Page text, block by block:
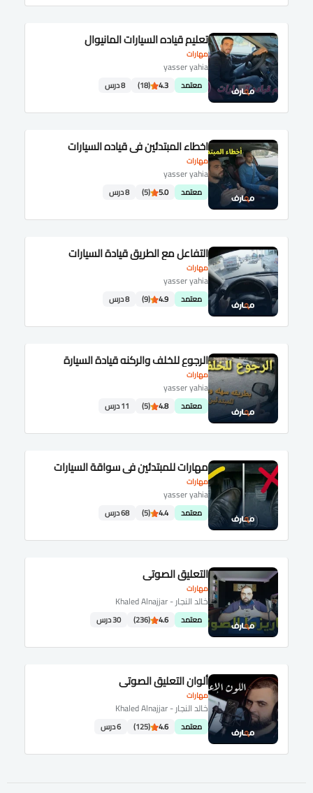
مهارات
تعليم قياده السيارات المانيوال
yasser yahia
معتمد 4.3
(18) 8 درس
مهارات
اخطاء المبتدئين في قياده السيارات
yasser yahia
معتمد 5.0
(5) 8 درس
مهارات
التفاعل مع الطريق قيادة السيارات
yasser yahia
معتمد 4.9
(9) 8 درس
مهارات
الرجوع للخلف والركنه قيادة السيارة
yasser yahia
معتمد 4.8
(5) 11 درس
مهارات
مهارات للمبتدئين في سواقة السيارات
yasser yahia
معتمد 4.4
(5) 68 درس
مهارات
التعليق الصوتي
خالد النجار - Khaled Alnajjar
معتمد 4.6
(236) 30 درس
مهارات
ألوان التعليق الصوتي
خالد النجار - Khaled Alnajjar
معتمد 4.6
(125) 6 درس